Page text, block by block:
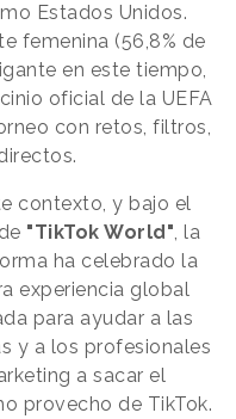
Estados Unidos.
femenina (56,8% de
en este tiempo,
oficial de la UEFA
con retos, filtros,
contexto, y bajo el
"TikTok World", la
ha celebrado la
experiencia global
para ayudar a las
y a los profesionales
a sacar el
provecho de TikTok.